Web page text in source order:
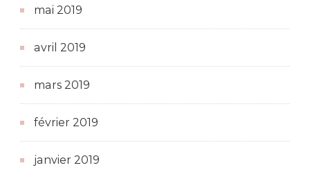
mai 2019
avril 2019
mars 2019
février 2019
janvier 2019